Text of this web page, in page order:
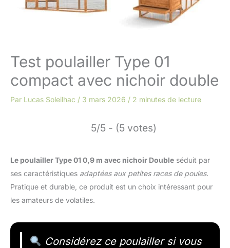
Test poulailler Type 01
compact avec nichoir double
Par Lucas Soleilhac / 3 mars 2026 / 2 minutes de lecture
5/5 - (5 votes)
Le poulailler Type 01 0,9 m avec nichoir Double séduit par
ses caractéristiques adaptées aux petites races de poules.
Pratique et durable, ce produit est un choix intéressant pour
les amateurs de volatiles.
Considérez ce poulailler si vous